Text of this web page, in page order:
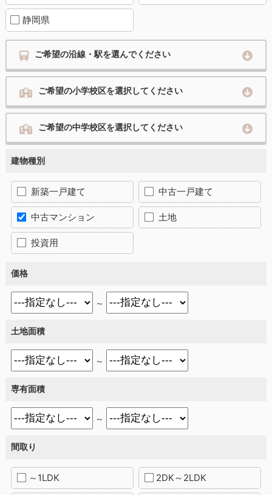
静岡県
ご希望の沿線・駅を選んでください
ご希望の小学校区を選択してください
ご希望の中学校区を選択してください
建物種別
新築一戸建て 中古一戸建て
中古マンション 土地
投資用
価格
～
土地面積
～
専有面積
～
間取り
～1LDK 2DK～2LDK